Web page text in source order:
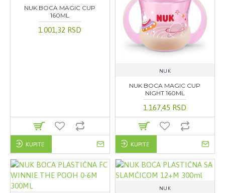
NUK BOCA MAGIC CUP
160ML
1.001,32 RSD
KUPITE
NUK
NUK BOCA MAGIC CUP
NIGHT 160ML
1.167,45 RSD
KUPITE
NUK